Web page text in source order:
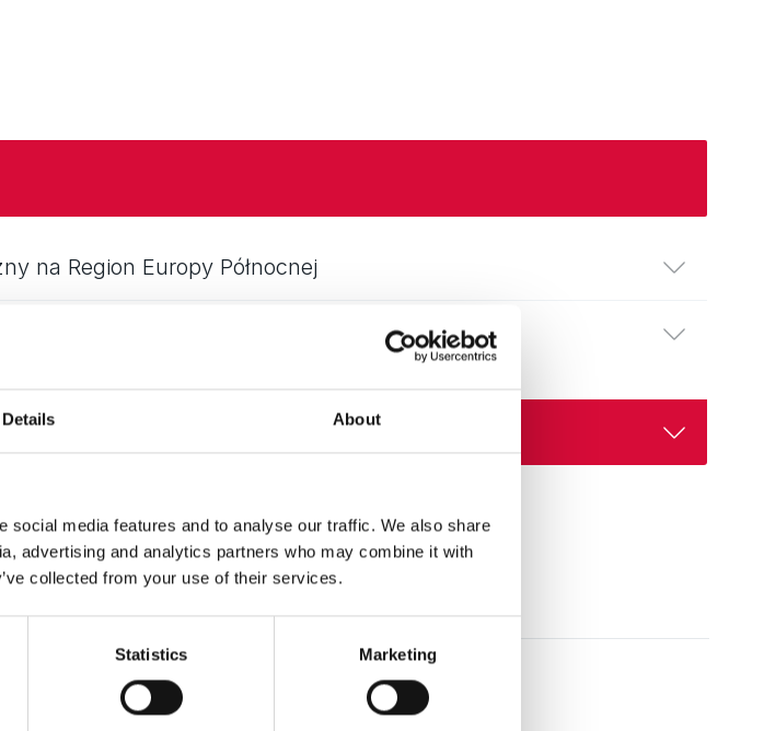
Details About
media features and to analyse our traffic. We also share
advertising and analytics partners who may combine it with
collected from your use of their services.
Statistics Marketing
Łotwę / Doradca Techniczny na Region Europy Północnej
Europe Region